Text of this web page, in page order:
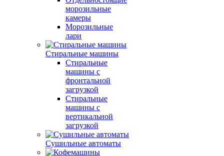
морозильные
камеры
Морозильные
лари
Стиральные машины
Стиральные
машины с
фронтальной
загрузкой
Стиральные
машины с
вертикальной
загрузкой
Сушильные автоматы